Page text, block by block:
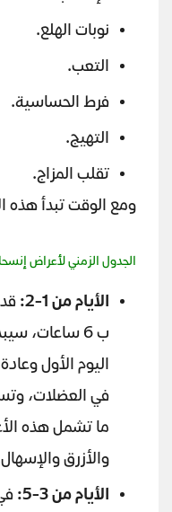
نوبات الهلع.
التعب.
فرط الحساسية.
التهيج.
تقلب المزاج.
ومع الوقت تبدأ هذه
الجدول الزمني لأعراض
الأيام من 1-2:
ب 6 ساعات،
اليوم الأول
ما تشمل هذه
والأزرق
الأيام من 3-5: